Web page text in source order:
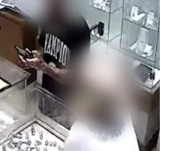
צילום: דוברות
חודש של גניבות